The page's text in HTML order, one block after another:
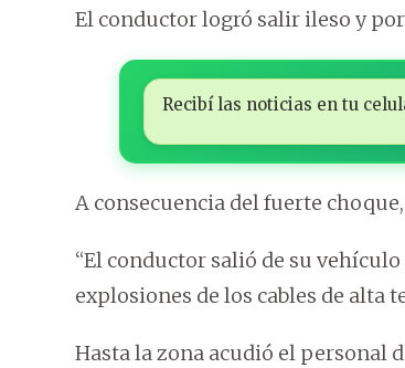
El conductor logró salir ileso y
Recibí las noticias en tu
A consecuencia del fuerte
“El conductor salió de su
explosiones de los cables de
Hasta la zona acudió el personal